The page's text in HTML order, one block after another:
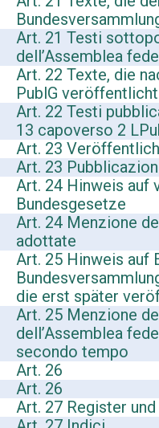
Art. 21 Testi
dell’Assemblea
Art. 22 Texte, die
PublG
Art. 22 Testi
13 capoverso 2
Art. 23
Art. 23
Art. 24 Hinweis auf
Bundesgesetze
Art. 24 Menzione
adottate
Art. 25 Hinweis auf
die erst später
Art. 25 Menzione
dell’Assemblea
secondo tempo
Art. 26
Art. 26
Art. 27 Register